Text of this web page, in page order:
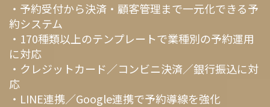
・予約受付から決済・顧客管理まで一元化できる予
約システム
・170種類以上のテンプレートで業種別の予約運用
に対応
・クレジットカード／コンビニ決済／銀行振込に対
応
・LINE連携／Google連携で予約導線を強化